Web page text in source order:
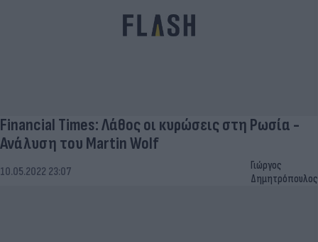
Financial Times: Λάθος οι κυρώσεις στη Ρωσία -
Ανάλυση του Martin Wolf
10.05.2022 23:07
Γιώργος
Δημητρόπουλος